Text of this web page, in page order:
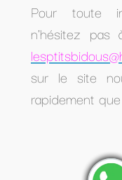
Pour toute
n'hésitez pas
sur le site
rapidement